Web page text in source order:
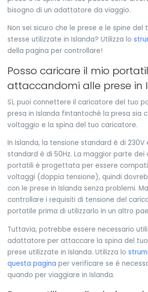
bisogno di un adattatore da viaggio.
Non sei sicuro che le prese e le spine del
stesse utilizzate in Islanda? Utilizza lo
della pagina per controllare!
Posso caricare il mio
attaccandomi alle prese in
Sì, puoi connettere il caricatore del tuo
presa in Islanda fintantoché la presa sia
voltaggio e la spina del tuo caricatore.
In Islanda, la tensione standard è di 230V
standard è di 50Hz. La maggior parte
portatili è progettata per essere
voltaggi (doppia tensione), quindi
con le prese in Islanda senza problemi.
controllare i requisiti di tensione del
portatile prima di utilizzarlo in un altro
Tuttavia, potrebbe essere necessario
adattatore per attaccare la spina del
prese utilizzate in Islanda. Utilizza lo
questa pagina per verificare se è
quando per viaggiare in Islanda.